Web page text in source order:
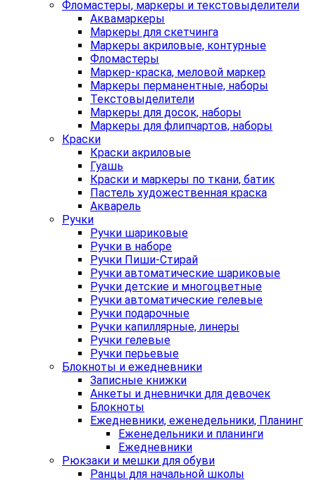
Фломастеры, маркеры и текстовыделители
Аквамаркеры
Маркеры для скетчинга
Маркеры акриловые, контурные
Фломастеры
Маркер-краска, меловой маркер
Маркеры перманентные, наборы
Текстовыделители
Маркеры для досок, наборы
Маркеры для флипчартов, наборы
Краски
Краски акриловые
Гуашь
Краски и маркеры по ткани, батик
Пастель художественная краска
Акварель
Ручки
Ручки шариковые
Ручки в наборе
Ручки Пиши-Стирай
Ручки автоматические шариковые
Ручки детские и многоцветные
Ручки автоматические гелевые
Ручки подарочные
Ручки капиллярные, линеры
Ручки гелевые
Ручки перьевые
Блокноты и ежедневники
Записные книжки
Анкеты и дневнички для девочек
Блокноты
Ежедневники, еженедельники, Планинг
Еженедельники и планинги
Ежедневники
Рюкзаки и мешки для обуви
Ранцы для начальной школы